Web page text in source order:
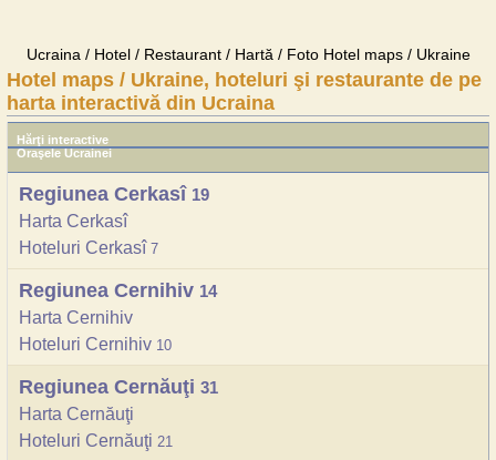
Ucraina / Hotel / Restaurant / Hartă / Foto Hotel maps / Ukraine
Hotel maps / Ukraine, hoteluri şi restaurante de pe
harta interactivă din Ucraina
Hărţi interactive
Oraşele Ucrainei
Regiunea Cerkasî 19
Harta Cerkasî
Hoteluri Cerkasî 7
Regiunea Cernihiv 14
Harta Cernihiv
Hoteluri Cernihiv 10
Regiunea Cernăuţi 31
Harta Cernăuţi
Hoteluri Cernăuţi 21